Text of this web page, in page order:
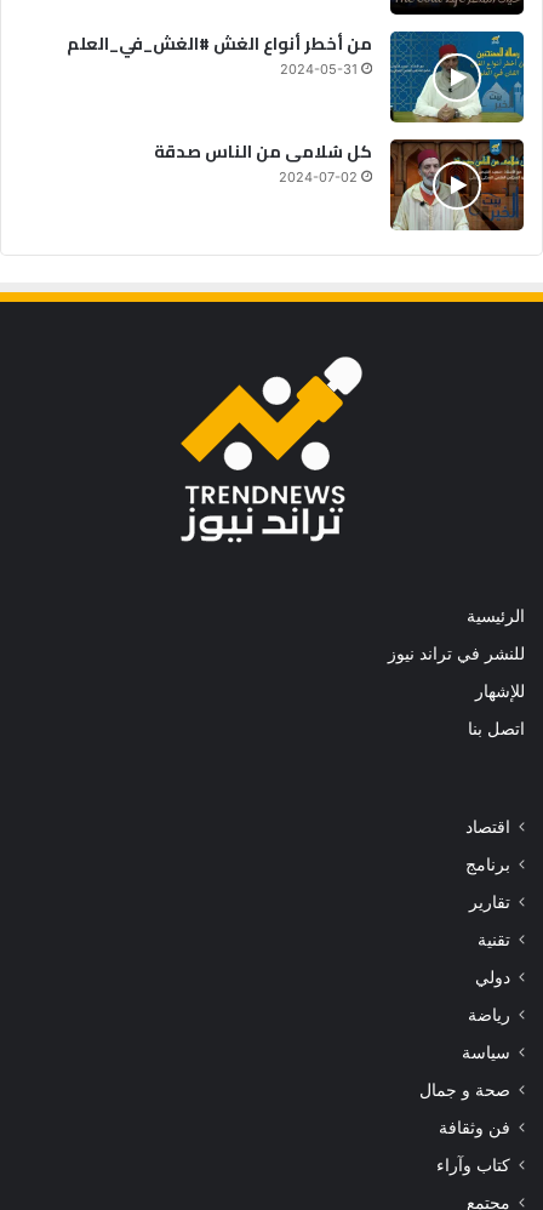
من أخطر أنواع الغش #الغش_في_العلم
2024-05-31
كل سُلامى من الناس صدقة
2024-07-02
الرئيسية
للنشر في تراند نيوز
للإشهار
اتصل بنا
اقتصاد
برنامج
تقارير
تقنية
دولي
رياضة
سياسة
صحة و جمال
فن وثقافة
كتاب وآراء
مجتمع